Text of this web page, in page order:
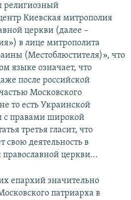
религиозный
Киевская митрополия
церкви (далее –
в лице митрополита
(Местоблюстителя)», что
языке означает, что
после российской
Московского
то есть Украинской
с правами широкой
третья гласит, что
свою деятельность в
церкви...
епархий значительно
патриарха в